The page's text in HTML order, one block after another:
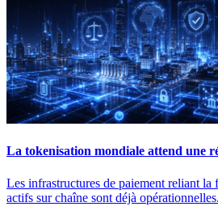
La tokenisation mondiale attend une
Les infrastructures de paiement reliant
actifs sur chaîne sont déjà